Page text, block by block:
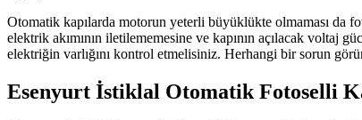
Otomatik kapılarda motorun yeterli büyüklükte olmaması da
elektrik akımının iletilememesine ve kapının açılacak voltaj
elektriğin varlığını kontrol etmelisiniz. Herhangi bir sorun
Esenyurt İstiklal Otomatik Fotoselli